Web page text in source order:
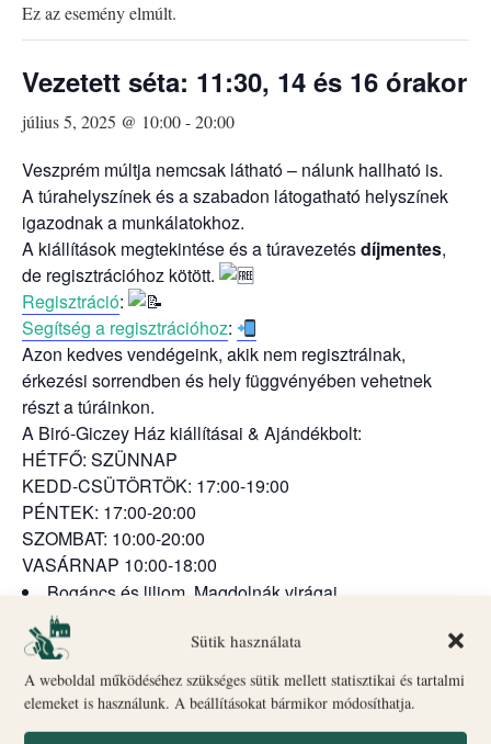
Sütik használata
A weboldal működéséhez szükséges sütik mellett statisztikai és tartalmi
elemeket is használunk. A beállításokat bármikor módosíthatja.
Ez az esemény elmúlt.
Vezetett séta: 11:30, 14 és 16 órakor
július 5, 2025 @ 10:00-20:00
Veszprém múltja nemcsak látható – nálunk hallható is.
A túrahelyszínek és a szabadon látogatható helyszínek
igazodnak a munkálatokhoz.
A kiállítások megtekintése és a túravezetésdíjmentes,
de regisztrációhoz kötött.
Regisztráció:
Segítség a regisztrációhoz:
Azon kedves vendégeink, akik nem regisztrálnak,
érkezési sorrendben és hely függvényében vehetnek
részt a túráinkon.
A Biró-Giczey Ház kiállításai & Ajándékbolt:
HÉTFŐ: SZÜNNAP
KEDD-CSÜTÖRTÖK: 17:00-19:00
PÉNTEK: 17:00-20:00
SZOMBAT: 10:00-20:00
VASÁRNAP 10:00-18:00
Bogáncs és liliom, Magdolnák virágai
Kamrakiállítás – a barokk-kori székesegyház titkai
Nem káptalan a fejemkiállítás – mi a stallum?
Régészeti kiállítás – az első pénzérménk, a Szent
István dénár története
A kanonoki ház kertje – csend és nyugalom.